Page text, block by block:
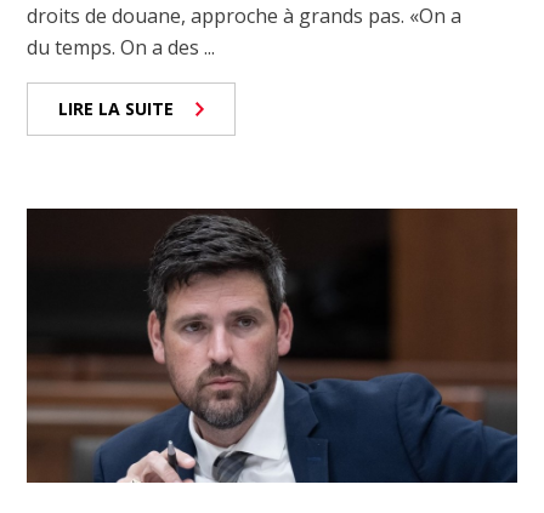
droits de douane, approche à grands pas. «On a
du temps. On a des ...
LIRE LA SUITE